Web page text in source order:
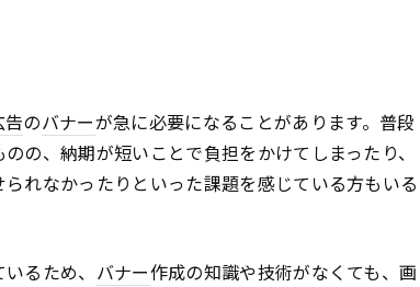
告のバナーが急に必要になることがあります。普段
の、納期が短いことで負担をかけてしまったり、
れなかったりといった課題を感じている方もいる
るため、 バナー作成の知識や技術がなくても、画